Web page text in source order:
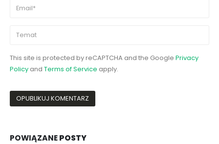
This site is protected by reCAPTCHA and the Google Privacy
Policy and Terms of Service apply.
POWIĄZANEPOSTY